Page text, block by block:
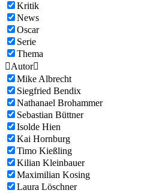
Kritik
News
Oscar
Serie
Thema
Autor
Mike Albrecht
Siegfried Bendix
Nathanael Brohammer
Sebastian Büttner
Isolde Hien
Kai Hornburg
Timo Kießling
Kilian Kleinbauer
Maximilian Kosing
Laura Löschner